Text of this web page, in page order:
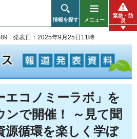
情報を探す メニュー
緊急・防
災
発表日：2025年9月25日11時
エコノミーラボ」を
ンで開催！ ～見て聞
源循環を楽しく学ぼ